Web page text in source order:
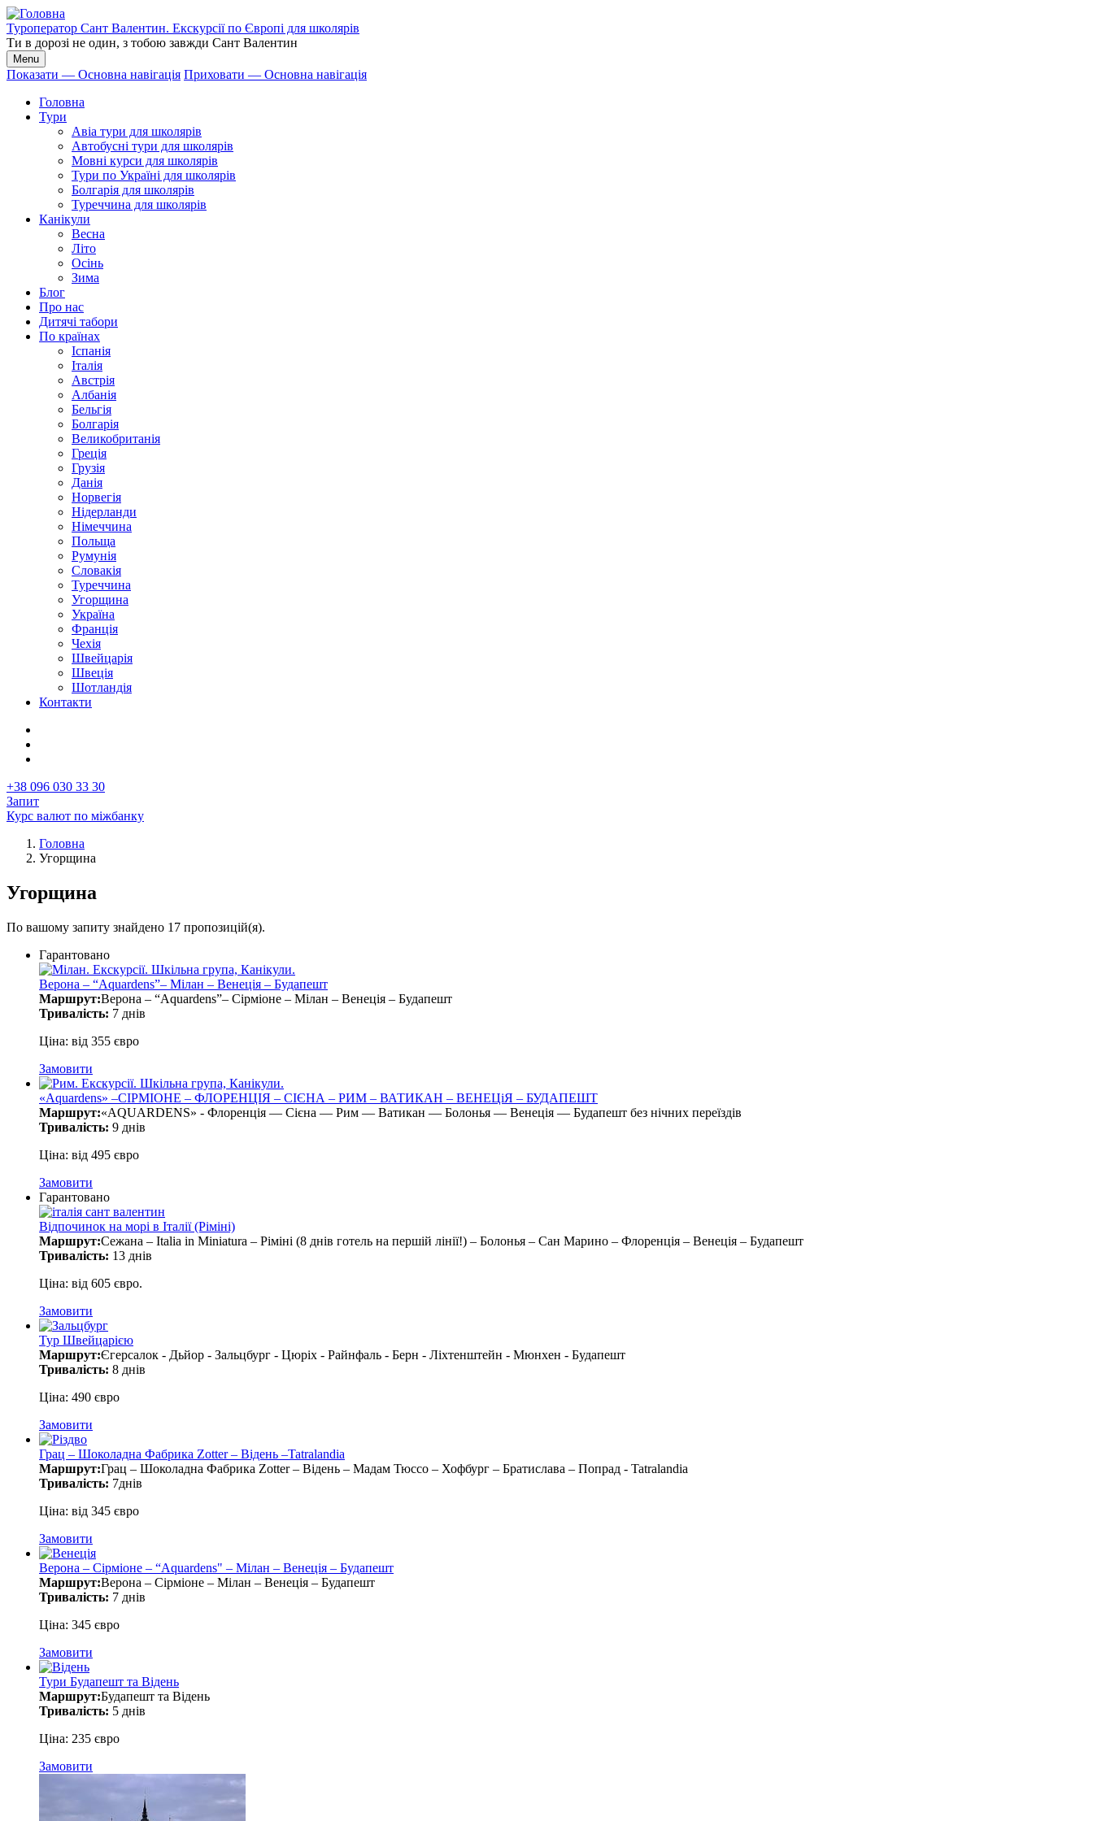
Перейти
до
основного
вмісту
Туроператор Сант Валентин. Екскурсії по Європі для школярів
Ти в дорозі не один, з тобою завжди Сант Валентин
Menu
Основна
навігація
Показати — Основна навігація Приховати — Основна навігація
Головна
Тури
Авіа тури для школярів
Автобусні тури для школярів
Мовні курси для школярів
Тури по Україні для школярів
Болгарія для школярів
Туреччина для школярів
Канікули
Весна
Літо
Осінь
Зима
Блог
Про нас
Дитячі табори
По країнах
Іспанія
Італія
Австрія
Албанія
Бельгія
Болгарія
Великобританія
Греція
Грузія
Данія
Норвегія
Нідерланди
Німеччина
Польща
Румунія
Словакія
Туреччина
Угорщина
Україна
Франція
Чехія
Швейцарія
Швеція
Шотландія
Контакти
+38 096 030 33 30
Запит
Курс валют по міжбанку
Рядок
навіґації
Головна
Угорщина
Угорщина
По вашому запиту знайдено 17 пропозицій(я).
Гарантовано
Верона – “Aquardens”– Мілан – Венеція – Будапешт
Маршрут:Верона – “Aquardens”– Сірміоне – Мілан – Венеція – Будапешт
Тривалість: 7 днів
Ціна: від 355 євро
Замовити
«Aquardens» –СІРМІОНЕ – ФЛОРЕНЦІЯ – СІЄНА – РИМ – ВАТИКАН – ВЕНЕЦіЯ – БУДАПЕШТ
Маршрут:«AQUARDENS» - Флоренція — Сієна — Рим — Ватикан — Болонья — Венеція — Будапешт без нічних переїздів
Тривалість: 9 днів
Ціна: від 495 євро
Замовити
Гарантовано
Відпочинок на морі в Італії (Ріміні)
Маршрут:Сежана – Italia in Miniatura – Ріміні (8 днів готель на першій лінії!) – Болонья – Сан Марино – Флоренція – Венеція – Будапешт
Тривалість: 13 днів
Ціна: від 605 євро.
Замовити
Тур Швейцарією
Маршрут:Єгерсалок - Дьйор - Зальцбург - Цюріх - Райнфаль - Берн - Ліхтенштейн - Мюнхен - Будапешт
Тривалість: 8 днів
Ціна: 490 євро
Замовити
Грац – Шоколадна Фабрика Zotter – Відень –Tatralandia
Маршрут:Грац – Шоколадна Фабрика Zotter – Відень – Мадам Тюссо – Хофбург – Братислава – Попрад - Tatralandia
Тривалість: 7днів
Ціна: від 345 євро
Замовити
Верона – Сірміоне – “Aquardens" – Мілан – Венеція – Будапешт
Маршрут:Верона – Сірміоне – Мілан – Венеція – Будапешт
Тривалість: 7 днів
Ціна: 345 євро
Замовити
Тури Будапешт та Відень
Маршрут:Будапешт та Відень
Тривалість: 5 днів
Ціна: 235 євро
Замовити